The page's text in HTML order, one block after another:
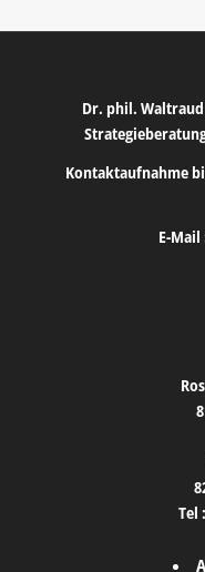
Dr. phil.
Kontaktaufnahme
E-Mail
Tel :